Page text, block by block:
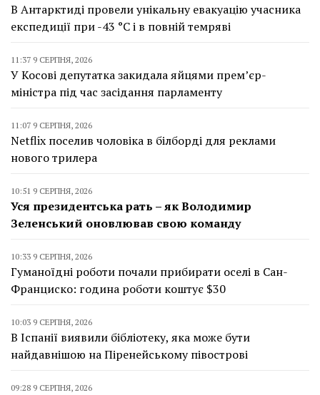
В Антарктиді провели унікальну евакуацію учасника
експедиції при -43 °C і в повній темряві
11:37 9 СЕРПНЯ, 2026
У Косові депутатка закидала яйцями прем’єр-
міністра під час засідання парламенту
11:07 9 СЕРПНЯ, 2026
Netflix поселив чоловіка в білборді для реклами
нового трилера
10:51 9 СЕРПНЯ, 2026
Уся президентська рать – як Володимир
Зеленський оновлював свою команду
10:33 9 СЕРПНЯ, 2026
Гуманоїдні роботи почали прибирати оселі в Сан-
Франциско: година роботи коштує $30
10:03 9 СЕРПНЯ, 2026
В Іспанії виявили бібліотеку, яка може бути
найдавнішою на Піренейському півострові
09:28 9 СЕРПНЯ, 2026